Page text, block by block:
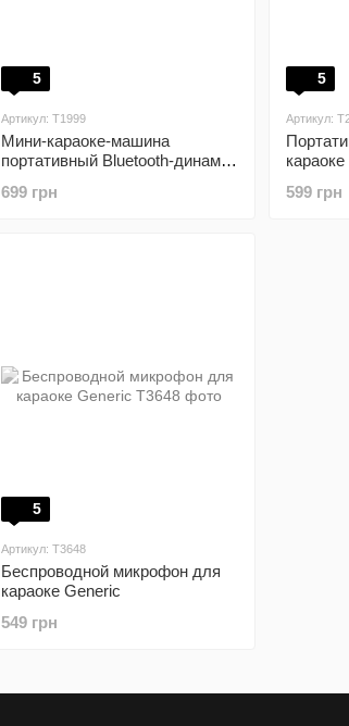
5
Артикул: T1999
Мини-караоке-машина
портативный Bluetooth-динамик
Pink
699 грн
5
Артикул:
599 грн
5
Артикул: T3648
Беспроводной микрофон для
караоке Generic
549 грн